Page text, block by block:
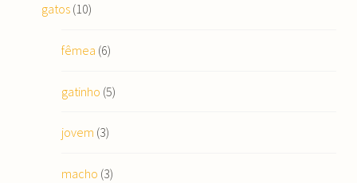
gatos(10)
fêmea (6)
gatinho (5)
jovem (3)
macho (3)